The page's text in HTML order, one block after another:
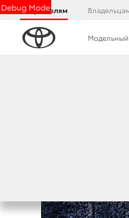
Debug Mode
Покупателям
Модельный